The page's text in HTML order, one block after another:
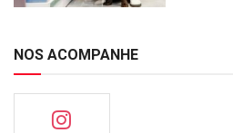
NOS ACOMPANHE